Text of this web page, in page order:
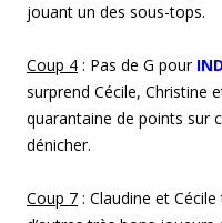
jouant un des sous-tops.
Coup 4 : Pas de G pour
surprend Cécile, Christine
quarantaine de points sur
dénicher.
Coup 7 : Claudine et